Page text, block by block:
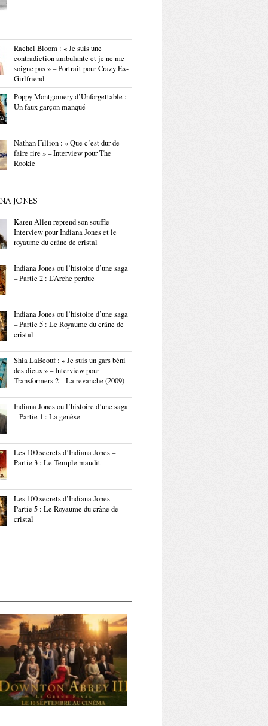
Rachel Bloom : « Je suis une
contradiction ambulante et je ne me
soigne pas » – Portrait pour Crazy Ex-
Girlfriend
Poppy Montgomery d’Unforgettable :
Un faux garçon manqué
Nathan Fillion : « Que c’est dur de
faire rire » – Interview pour The
Rookie
JONES
Karen Allen reprend son souffle –
Interview pour Indiana Jones et le
royaume du crâne de cristal
Indiana Jones ou l’histoire d’une saga
– Partie 2 : L’Arche perdue
Indiana Jones ou l’histoire d’une saga
– Partie 5 : Le Royaume du crâne de
cristal
Shia LaBeouf : « Je suis un gars béni
des dieux » – Interview pour
Transformers 2 – La revanche (2009)
Indiana Jones ou l’histoire d’une saga
– Partie 1 : La genèse
Les 100 secrets d’Indiana Jones –
Partie 3 : Le Temple maudit
Les 100 secrets d’Indiana Jones –
Partie 5 : Le Royaume du crâne de
cristal